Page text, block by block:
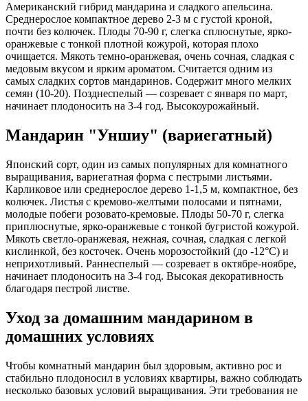
Американский гибрид мандарина и сладкого апельсина.
Среднерослое компактное дерево 2-3 м с густой кроной,
почти без колючек. Плоды 70-90 г, слегка сплюснутые, ярко-
оранжевые с тонкой плотной кожурой, которая плохо
очищается. Мякоть темно-оранжевая, очень сочная, сладкая с
медовым вкусом и ярким ароматом. Считается одним из
самых сладких сортов мандаринов. Содержит много мелких
семян (10-20). Позднеспелый — созревает с января по март,
начинает плодоносить на 3-4 год. Высокоурожайный.​
Мандарин "Уншиу" (вариегатный)
Японский сорт, один из самых популярных для комнатного
выращивания, вариегатная форма с пестрыми листьями.
Карликовое или среднерослое дерево 1-1,5 м, компактное, без
колючек. Листья с кремово-желтыми полосами и пятнами,
молодые побеги розовато-кремовые. Плоды 50-70 г, слегка
приплюснутые, ярко-оранжевые с тонкой бугристой кожурой.
Мякоть светло-оранжевая, нежная, сочная, сладкая с легкой
кислинкой, без косточек. Очень морозостойкий (до -12°C) и
неприхотливый. Раннеспелый — созревает в октябре-ноябре,
начинает плодоносить на 3-4 год. Высокая декоративность
благодаря пестрой листве.
Уход за домашним мандарином в
домашних условиях
Чтобы комнатный мандарин был здоровым, активно рос и
стабильно плодоносил в условиях квартиры, важно соблюдать
несколько базовых условий выращивания. Эти требования не